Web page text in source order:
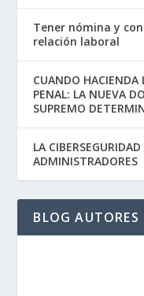
Tener nómina y
relación laboral
CUANDO HACIENDA
PENAL: LA NUEVA
SUPREMO
LA
ADMINISTRADORES
BLOG AUTORES